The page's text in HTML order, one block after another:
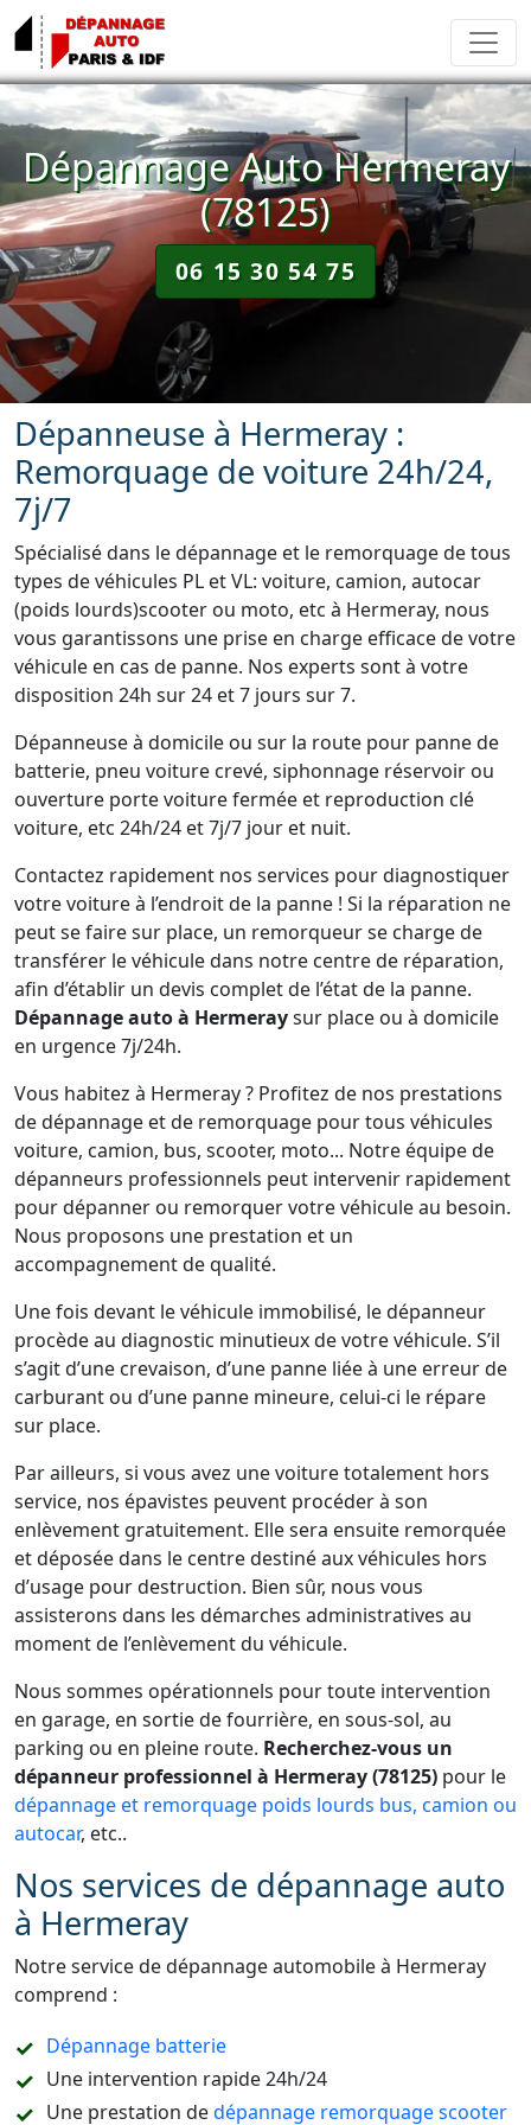
Dépannage Auto Hermeray
(78125)
06 15 30 54 75
Dépanneuse à Hermeray :
Remorquage de voiture 24h/24,
7j/7
Spécialisé dans le dépannage et le remorquage de tous
types de véhicules PL et VL: voiture, camion, autocar
(poids lourds)scooter ou moto, etc à Hermeray, nous
vous garantissons une prise en charge efficace de votre
véhicule en cas de panne. Nos experts sont à votre
disposition 24h sur 24 et 7 jours sur 7.
Dépanneuse à domicile ou sur la route pour panne de
batterie, pneu voiture crevé, siphonnage réservoir ou
ouverture porte voiture fermée et reproduction clé
voiture, etc 24h/24 et 7j/7 jour et nuit.
Contactez rapidement nos services pour diagnostiquer
votre voiture à l’endroit de la panne ! Si la réparation ne
peut se faire sur place, un remorqueur se charge de
transférer le véhicule dans notre centre de réparation,
afin d’établir un devis complet de l’état de la panne.
Dépannage auto à Hermeraysur place ou à domicile
en urgence 7j/24h.
Vous habitez à Hermeray ? Profitez de nos prestations
de dépannage et de remorquage pour tous véhicules
voiture, camion, bus, scooter, moto... Notre équipe de
dépanneurs professionnels peut intervenir rapidement
pour dépanner ou remorquer votre véhicule au besoin.
Nous proposons une prestation et un
accompagnement de qualité.
Une fois devant le véhicule immobilisé, le dépanneur
procède au diagnostic minutieux de votre véhicule. S’il
s’agit d’une crevaison, d’une panne liée à une erreur de
carburant ou d’une panne mineure, celui-ci le répare
sur place.
Par ailleurs, si vous avez une voiture totalement hors
service, nos épavistes peuvent procéder à son
enlèvement gratuitement. Elle sera ensuite remorquée
et déposée dans le centre destiné aux véhicules hors
d’usage pour destruction. Bien sûr, nous vous
assisterons dans les démarches administratives au
moment de l’enlèvement du véhicule.
Nous sommes opérationnels pour toute intervention
en garage, en sortie de fourrière, en sous-sol, au
parking ou en pleine route. Recherchez-vous un
dépanneur professionnel à Hermeray (78125) pour le
dépannage et remorquage poids lourds bus, camion ou
autocar, etc..
Nos services de dépannage auto
à Hermeray
Notre service de dépannage automobile à Hermeray
comprend :
Dépannage batterie
Une intervention rapide 24h/24
Une prestation dedépannage remorquage scooter